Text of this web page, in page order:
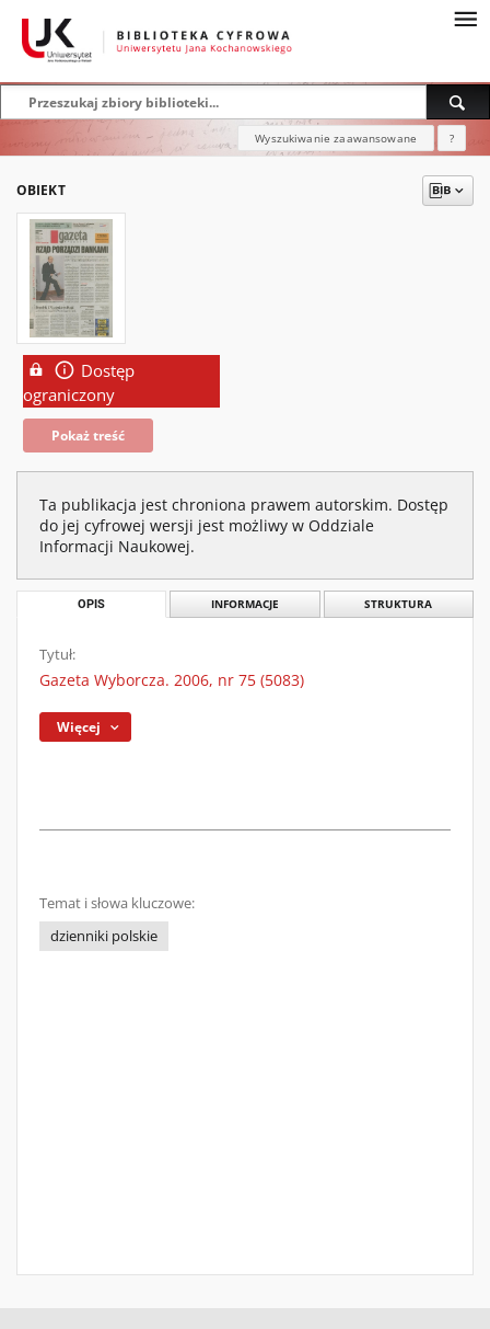
Wyszukiwanie zaawansowane ?
OBIEKT
Dostęp
ograniczony
Pokaż treść
Ta publikacja jest chroniona prawem autorskim. Dostęp
do jej cyfrowej wersji jest możliwy w Oddziale
Informacji Naukowej.
OPIS INFORMACJE STRUKTURA
Tytuł:
Gazeta Wyborcza. 2006, nr 75 (5083)
Więcej
Temat i słowa kluczowe:
dzienniki polskie